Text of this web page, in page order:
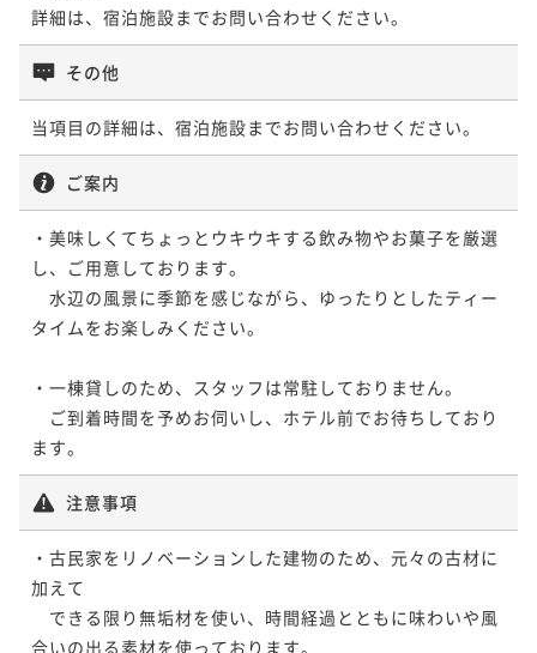
詳細は、宿泊施設までお問い合わせください。
その他
当項目の詳細は、宿泊施設までお問い合わせください。
ご案内
・美味しくてちょっとウキウキする飲み物やお菓子を厳選
し、ご用意しております。
水辺の風景に季節を感じながら、ゆったりとしたティー
タイムをお楽しみください。
・一棟貸しのため、スタッフは常駐しておりません。
ご到着時間を予めお伺いし、ホテル前でお待ちしており
ます。
注意事項
・古民家をリノベーションした建物のため、元々の古材に
加えて
できる限り無垢材を使い、時間経過とともに味わいや風
合いの出る素材を使っております。